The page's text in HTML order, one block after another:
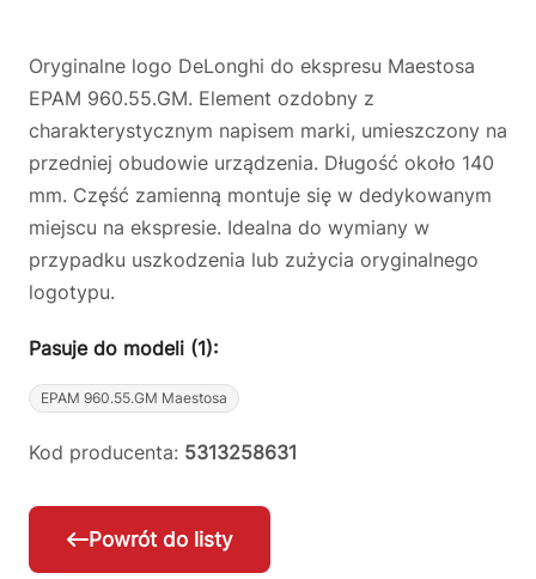
Oryginalne logo DeLonghi do ekspresu Maestosa
EPAM 960.55.GM. Element ozdobny z
charakterystycznym napisem marki, umieszczony na
przedniej obudowie urządzenia. Długość około 140
mm. Część zamienną montuje się w dedykowanym
miejscu na ekspresie. Idealna do wymiany w
przypadku uszkodzenia lub zużycia oryginalnego
logotypu.
Pasuje do modeli (1):
EPAM 960.55.GM Maestosa
Kod producenta: 5313258631
Powrót do listy